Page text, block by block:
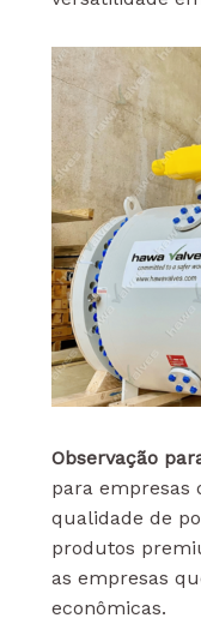
Observação
para empresas
qualidade de
produtos
as empresas
econômicas.